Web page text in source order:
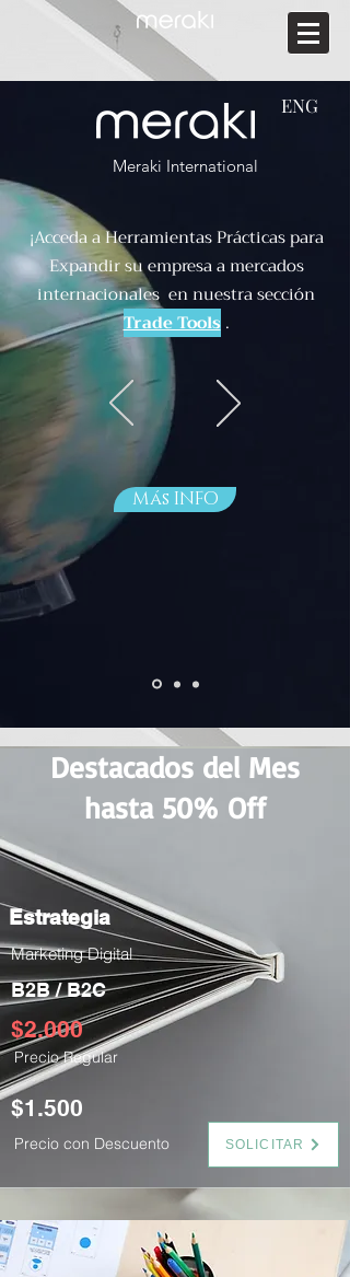
ENG
Meraki International
¡Acceda a Herramientas Prácticas para
Expandir su empresa a mercados
internacionales en nuestra sección
Trade Tools.
Más INFO
Estrategia
Marketing Digital
B2B / B2C
$2.000
Precio Regular
$1.500
Precio con Descuento SOLICITAR
Destacados del Mes
hasta 50% Off